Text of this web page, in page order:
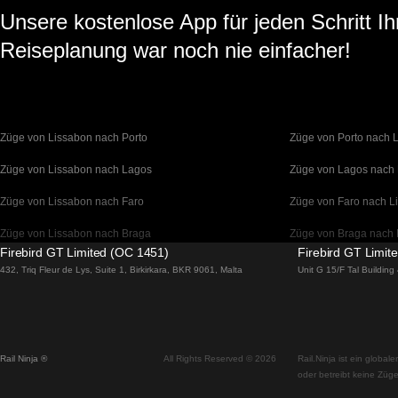
Unsere kostenlose App für jeden Schritt
Reiseplanung war noch nie einfacher!
Züge von Lissabon nach Porto Züge von Porto nach
Züge von Lissabon nach Lagos Züge von Lagos nach
Züge von Lissabon nach Faro Züge von Faro nach
Züge von Lissabon nach Braga Züge von Braga nach
Züge von Barcelona nach Madrid Züge von Madrid
Züge von Madrid nach Sevilla Züge von Sevilla
Firebird GT Limited (OC 1451)
432, Triq Fleur de Lys, Suite 1, Birkirkara, BKR 9061, Malta
Firebird GT
Unit G 15/F Tal
Rail Ninja ® All Rights Reserved © 2026
Rail.Ninja ist ein
oder betreibt keine Züge.